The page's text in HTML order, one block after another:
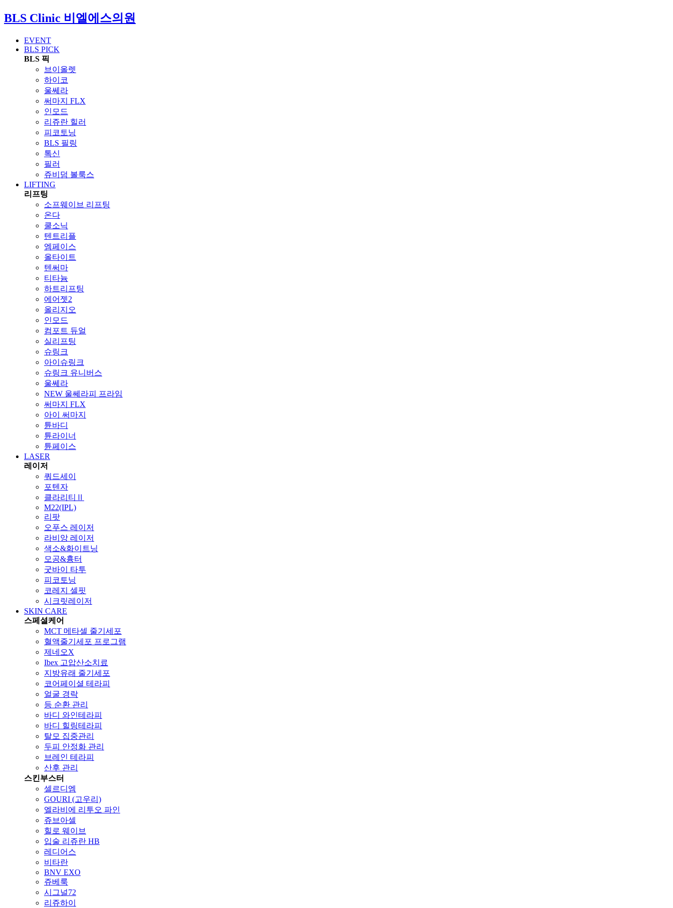
BLS Clinic 비엘에스의원
EVENT
BLS PICK
BLS 픽
브이올렛
하이코
울쎄라
써마지 FLX
인모드
리쥬란 힐러
피코토닝
BLS 필링
톡신
필러
쥬비덤 볼룩스
LIFTING
리프팅
소프웨이브 리프팅
온다
쿨소닉
텐트리플
엠페이스
올타이트
텐써마
티타늄
하트리프팅
에어젯2
올리지오
인모드
컴포트 듀얼
실리프팅
슈링크
아이슈링크
슈링크 유니버스
울쎄라
NEW 울쎄라피 프라임
써마지 FLX
아이 써마지
튠바디
튠라이너
튠페이스
LASER
레이저
쿼드세이
포텐자
클라리티Ⅱ
M22(IPL)
리팟
오푸스 레이저
라비앙 레이저
색소&화이트닝
모공&흉터
굿바이 타투
피코토닝
코레지 셀핏
시크릿레이저
SKIN CARE
스페셜케어
MCT 메타셀 줄기세포
혈액줄기세포 프로그램
제네오X
Ibex 고압산소치료
지방유래 줄기세포
코어페이셜 테라피
얼굴 경락
등 순환 관리
바디 와인테라피
바디 힐링테라피
탈모 집중관리
두피 안정화 관리
브레인 테라피
산후 관리
스킨부스터
셀르디엠
GOURI (고우리)
엘라비에 리투오 파인
쥬브아셀
힐로 웨이브
입술 리쥬란 HB
레디어스
비타란
BNV EXO
쥬베룩
시그널72
리쥬하이